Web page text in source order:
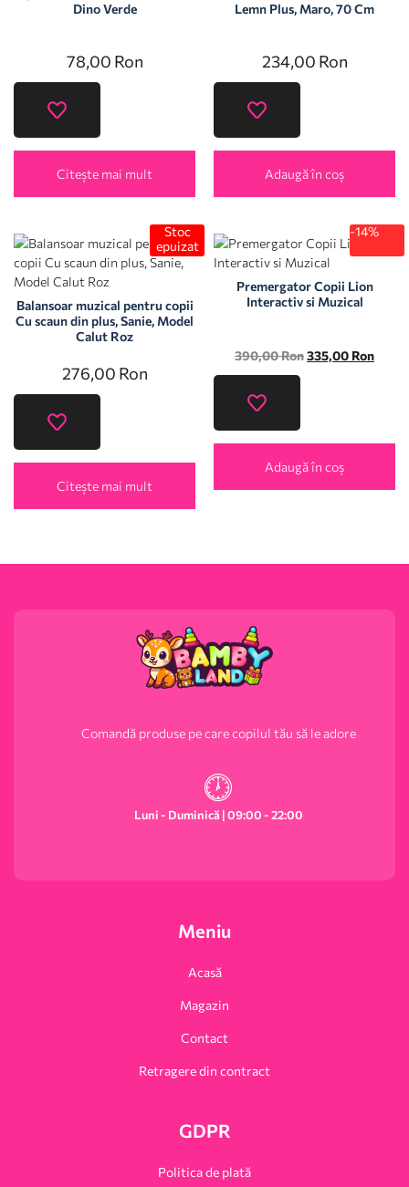
Dino Verde
78,00 Ron
Citește mai mult
Lemn Plus, Maro, 70 Cm
234,00 Ron
Adaugă în coș
Stoc
epuizat
Balansoar muzical pentru copii
Cu scaun din plus, Sanie, Model
Calut Roz
276,00 Ron
Citește mai mult
-14%
Premergator Copii Lion
Interactiv si Muzical
390,00Ron335,00 Ron
Adaugă în coș
Comandă produse pe care copilul tău să le adore
Luni - Duminică | 09:00 - 22:00
Meniu
Acasă
Magazin
Contact
Retragere din contract
GDPR
Politica de plată